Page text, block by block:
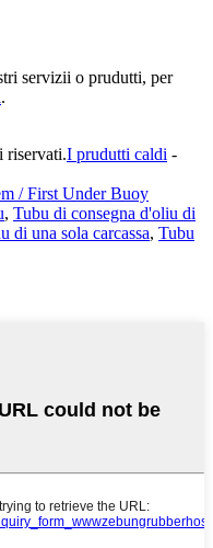
servizii o prudutti, per
.
riservati.I prudutti caldi -
/ First Under Buoy
, Tubu di consegna d'oliu di
di una sola carcassa, Tubu